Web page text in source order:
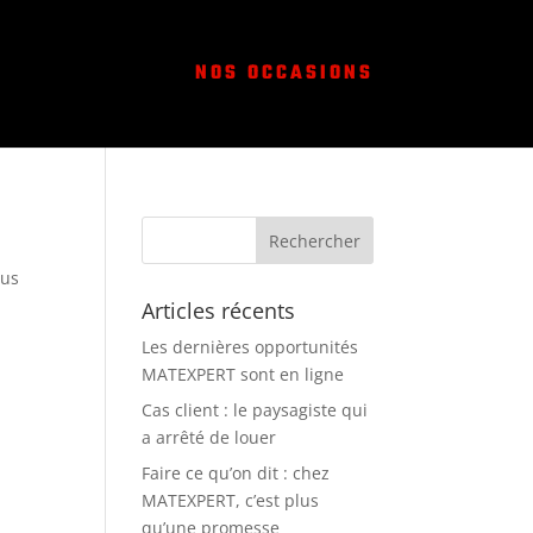
NOS OCCASIONS
Articles récents
Les dernières opportunités
MATEXPERT sont en ligne
Cas client : le paysagiste qui
a arrêté de louer
Faire ce qu’on dit : chez
MATEXPERT, c’est plus
qu’une promesse